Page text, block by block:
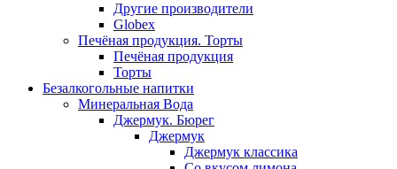
Другие производители
Globex
Печёная продукция. Торты
Печёная продукция
Торты
Безалкогольные напитки
Минеральная Вода
Джермук. Бюрег
Джермук
Джермук классика